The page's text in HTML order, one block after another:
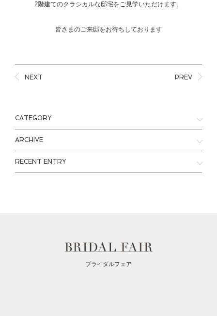
2階建てのクラシカルな邸宅をご見学いただけます。
皆さまのご来邸をお待ちしております
NEXT PREV
CATEGORY
ARCHIVE
RECENT ENTRY
ブライダルフェア